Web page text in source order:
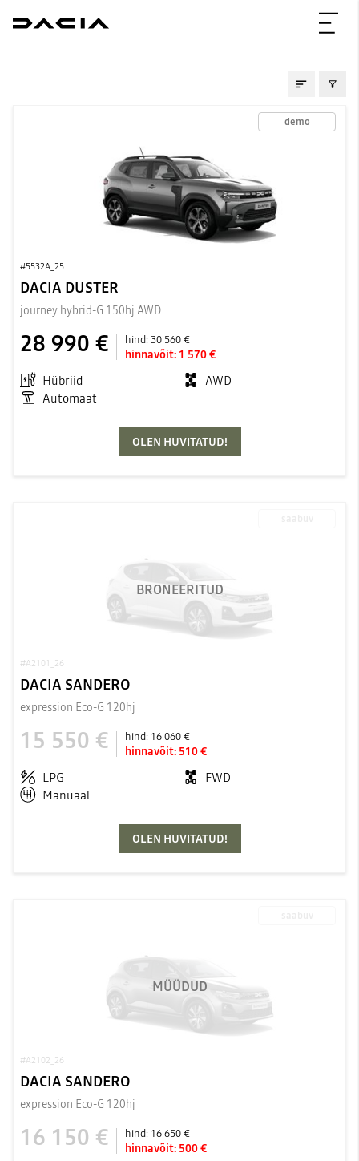
AUTOD KOHE
demo
#5532A_25
DACIA DUSTER
journey hybrid-G 150hj AWD
28 990 € hind:30 560 €
hinnavõit: 1 570 €
Hübriid
AWD
Automaat
OLEN HUVITATUD!
#A2101_26
BRONEERITUD
DACIA SANDERO
expression Eco-G 120hj
15 550 € hind: 16 060 €
hinnavõit: 510 €
LPG
FWD
Manuaal
OLEN HUVITATUD!
#A2102_26
MÜÜDUD
DACIA SANDERO
expression Eco-G 120hj
16 150 € hind: 16 650 €
hinnavõit: 500 €